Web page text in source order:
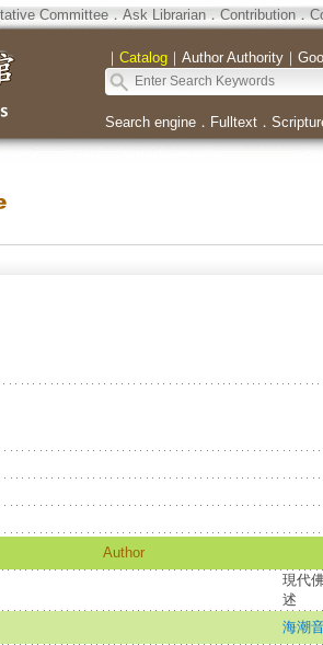
Committee．Ask Librarian．Contribution．
｜ Catalog｜ Author Authority｜
Search engine． Fulltext．
Author
現代
述
海潮